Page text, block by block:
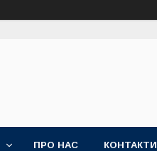
ПРО НАС КОНТАКТИ